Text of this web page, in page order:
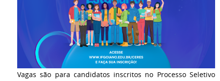
Vagas são para candidatos inscritos no Processo Seletivo